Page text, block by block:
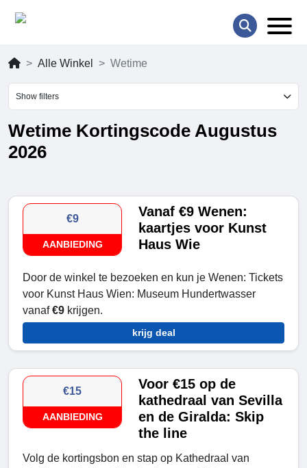
Alle Winkel Wetime
Show filters
Wetime Kortingscode Augustus
2026
€9
AANBIEDING
Vanaf €9 Wenen:
kaartjes voor Kunst
Haus Wie
Door de winkel te bezoeken en kun je Wenen: Tickets
voor Kunst Haus Wien: Museum Hundertwasser
vanaf€9 krijgen.
krijg deal
€15
AANBIEDING
Voor €15 op de
kathedraal van Sevilla
en de Giralda: Skip
the line
Volg de kortingsbon en stap op Kathedraal van